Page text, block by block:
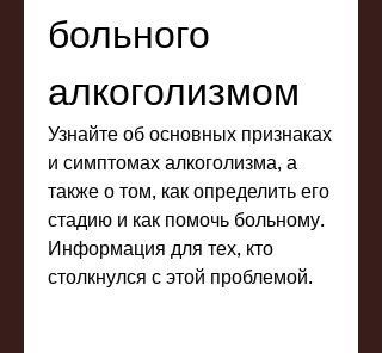
больного
алкоголизмом
Узнайте об основных признаках
и симптомах алкоголизма, а
также о том, как определить его
стадию и как помочь больному.
Информация для тех, кто
столкнулся с этой проблемой.